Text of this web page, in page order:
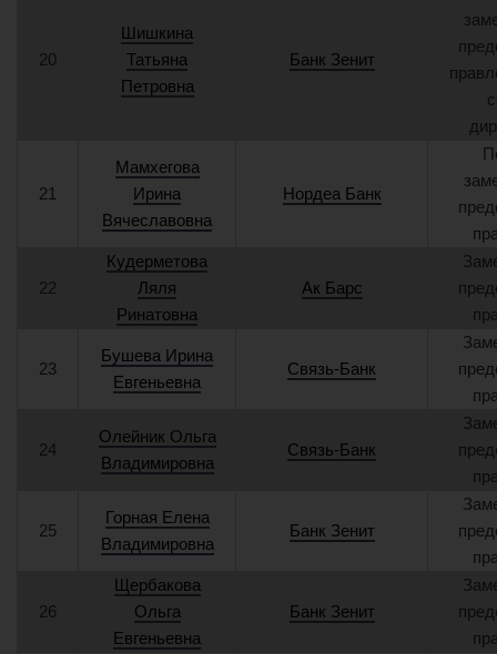
20
Шишкина
Татьяна
Петровна
Банк Зенит
21
Мамхегова
Ирина
Вячеславовна
Нордеа Банк
22
Кудерметова
Ляля
Ринатовна
Ак Барс
23
Бушева Ирина
Евгеньевна
Связь-Банк
24
Олейник Ольга
Владимировна
Связь-Банк
25
Горная Елена
Владимировна
Банк Зенит
26
Щербакова
Ольга
Евгеньевна
Банк Зенит